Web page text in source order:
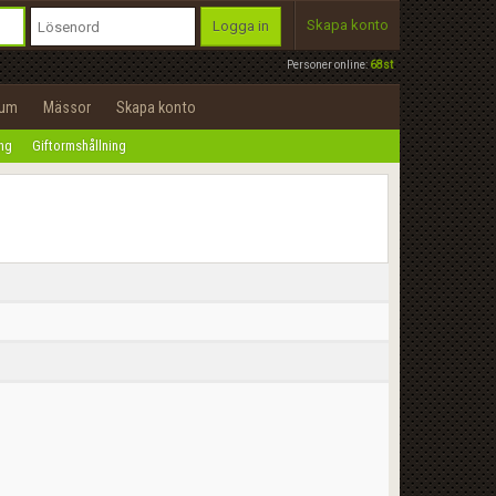
Personer online:68st
Logga in Skapa konto
Mässor Skapa konto
Giftormshållning